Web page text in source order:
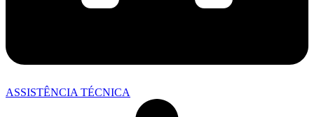
ASSISTÊNCIA TÉCNICA